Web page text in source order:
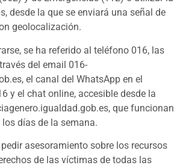
desde la que se enviará una señal de
geolocalización.
se ha referido al teléfono 016, las
del email 016-
el canal del WhatsApp en el
y el chat online, accesible desde la
que funcionan
días de la semana.
asesoramiento sobre los recursos
de las víctimas de todas las